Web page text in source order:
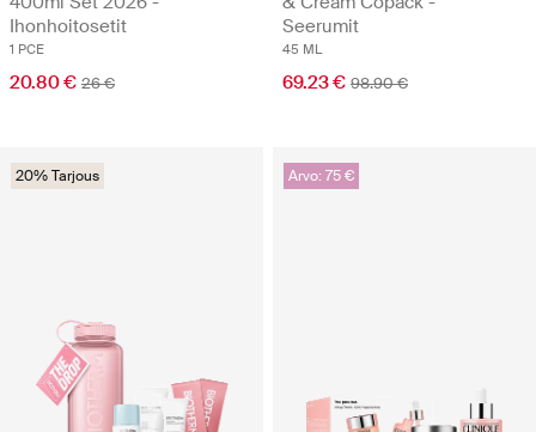
Ihonhoitosetit
1 PCE
20.80 € 26 €
Seerumit
45 ML
69.23 € 98.90 €
20% Tarjous Arvo: 75 €